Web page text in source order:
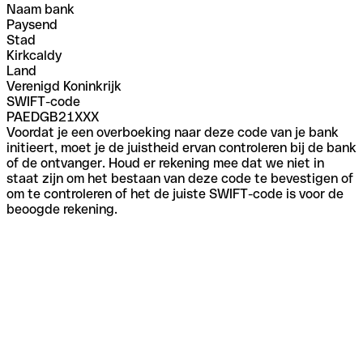
Naam bank
Paysend
Stad
Kirkcaldy
Land
Verenigd Koninkrijk
SWIFT-code
PAEDGB21XXX
Voordat je een overboeking naar deze code van je bank
initieert, moet je de juistheid ervan controleren bij de bank
of de ontvanger. Houd er rekening mee dat we niet in
staat zijn om het bestaan van deze code te bevestigen of
om te controleren of het de juiste SWIFT-code is voor de
beoogde rekening.